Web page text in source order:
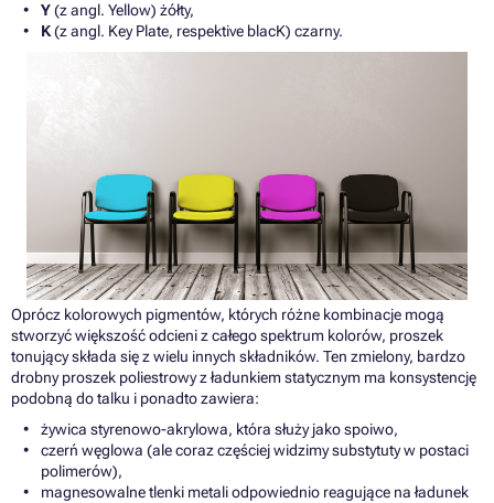
Y(z angl. Yellow) żółty,
K(z angl. Key Plate, respektive blacK) czarny.
Oprócz kolorowych pigmentów, których różne kombinacje mogą
stworzyć większość odcieni z całego spektrum kolorów, proszek
tonujący składa się z wielu innych składników. Ten zmielony, bardzo
drobny proszek poliestrowy z ładunkiem statycznym ma konsystencję
podobną do talku i ponadto zawiera:
żywica styrenowo-akrylowa, która służy jako spoiwo,
czerń węglowa (ale coraz częściej widzimy substytuty w postaci
polimerów),
magnesowalne tlenki metali odpowiednio reagujące na ładunek